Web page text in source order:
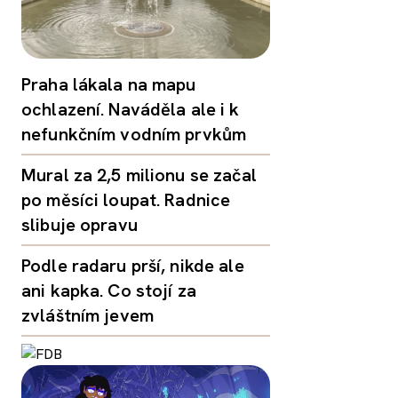
Praha lákala na mapu
ochlazení. Naváděla ale i k
nefunkčním vodním prvkům
Mural za 2,5 milionu se začal
po měsíci loupat. Radnice
slibuje opravu
Podle radaru prší, nikde ale
ani kapka. Co stojí za
zvláštním jevem